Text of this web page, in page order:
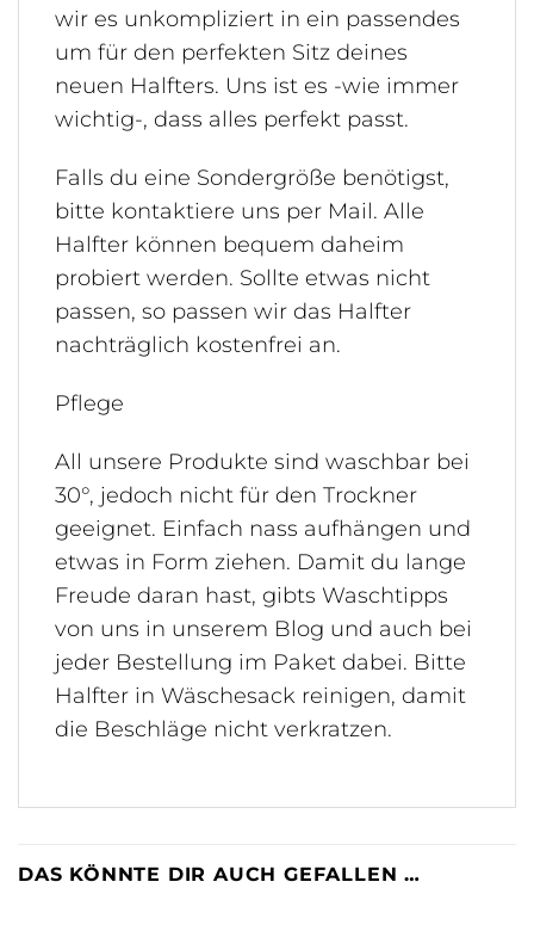
wir es unkompliziert in ein passendes
um für den perfekten Sitz deines
neuen Halfters. Uns ist es -wie immer
wichtig-, dass alles perfekt passt.
Falls du eine Sondergröße benötigst,
bitte kontaktiere uns per Mail. Alle
Halfter können bequem daheim
probiert werden. Sollte etwas nicht
passen, so passen wir das Halfter
nachträglich kostenfrei an.
Pflege
All unsere Produkte sind waschbar bei
30°, jedoch nicht für den Trockner
geeignet. Einfach nass aufhängen und
etwas in Form ziehen. Damit du lange
Freude daran hast, gibts Waschtipps
von uns in unserem Blog und auch bei
jeder Bestellung im Paket dabei. Bitte
Halfter in Wäschesack reinigen, damit
die Beschläge nicht verkratzen.
DAS KÖNNTE DIR AUCH GEFALLEN …